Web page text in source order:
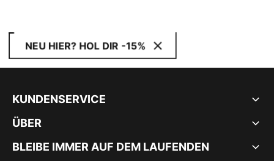
NEU HIER? HOL DIR -15%
KUNDENSERVICE
ÜBER
BLEIBE IMMER AUF DEM LAUFENDEN